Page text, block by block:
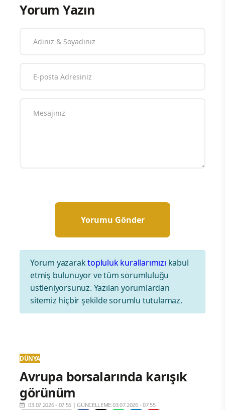
Yorum Yazın
Yorum yazaraktopluluk kurallarımızı kabul
etmiş bulunuyor ve tüm sorumluluğu
üstleniyorsunuz. Yazılan yorumlardan
sitemiz hiçbir şekilde sorumlu tutulamaz.
DÜNYA
Avrupa borsalarında karışık
görünüm
03.07.2026 - 07:55 |GÜNCELLEME:03.07.2026 - 07:55